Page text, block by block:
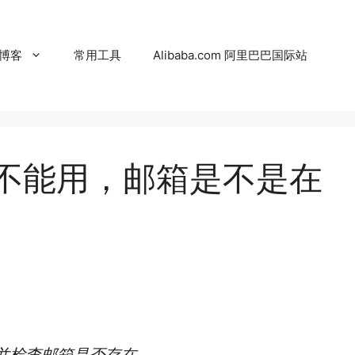
客 常用工具 Alibaba.com 阿里巴巴国际站
能用，邮箱是不是在